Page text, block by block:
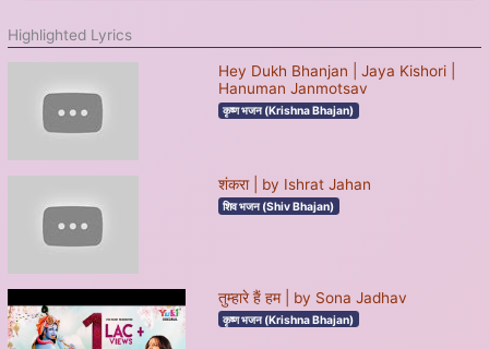
Highlighted Lyrics
Hey Dukh Bhanjan | Jaya Kishori |
Hanuman Janmotsav
कृष्ण भजन (Krishna Bhajan)
शंकरा | by Ishrat Jahan
शिव भजन (Shiv Bhajan)
तुम्हारे हैं हम | by Sona Jadhav
कृष्ण भजन (Krishna Bhajan)